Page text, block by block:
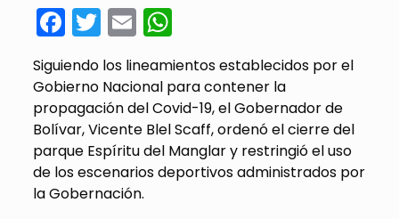
Facebook
Twitter
EmailWhatsApp
Siguiendo los lineamientos establecidos por el
Gobierno Nacional para contener la
propagación del Covid-19, el Gobernador de
Bolívar, Vicente Blel Scaff, ordenó el cierre del
parque Espíritu del Manglar y restringió el uso
de los escenarios deportivos administrados por
la Gobernación.